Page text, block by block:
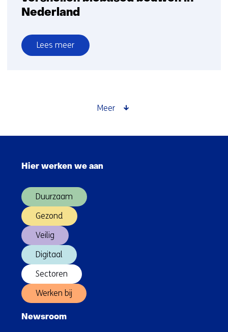
Nederland
Lees meer
over
Meer
Hier werken we aan
Duurzaam
Gezond
Veilig
Digitaal
Sectoren
Werken bij
Newsroom